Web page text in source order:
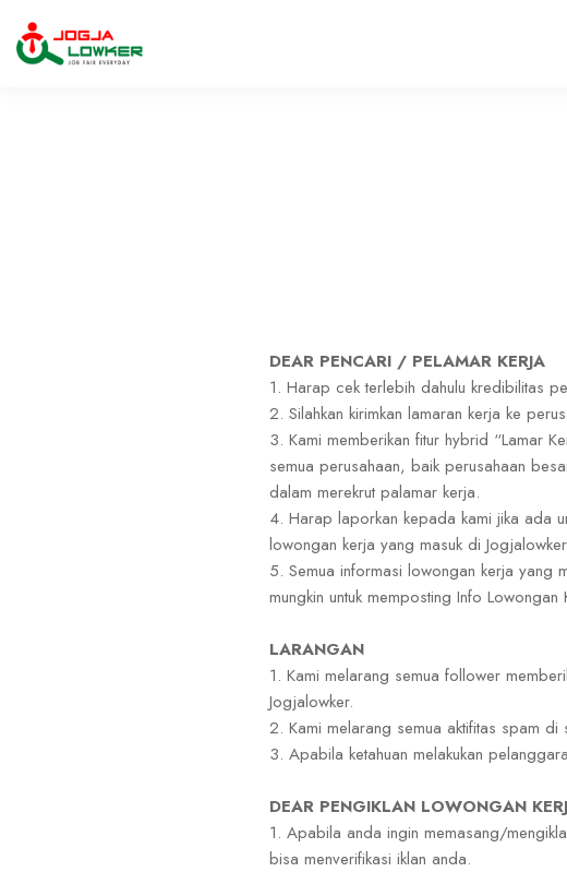
DEAR PENCARI / PELAMAR KERJA
1. Harap cek terlebih dahulu kredibilitas
2. Silahkan kirimkan lamaran kerja ke
3. Kami memberikan fitur hybrid “Lamar
semua perusahaan, baik perusahaan
dalam merekrut palamar kerja.
4. Harap laporkan kepada kami jika ada
lowongan kerja yang masuk di Jogjalowker
5. Semua informasi lowongan kerja yang
mungkin untuk memposting Info
LARANGAN
1. Kami melarang semua follower
Jogjalowker.
2. Kami melarang semua aktifitas spam di
3. Apabila ketahuan melakukan
DEAR PENGIKLAN LOWONGAN
1. Apabila anda ingin memasang/
bisa menverifikasi iklan anda.